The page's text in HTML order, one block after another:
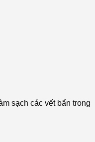
sạch các vết bẩn trong